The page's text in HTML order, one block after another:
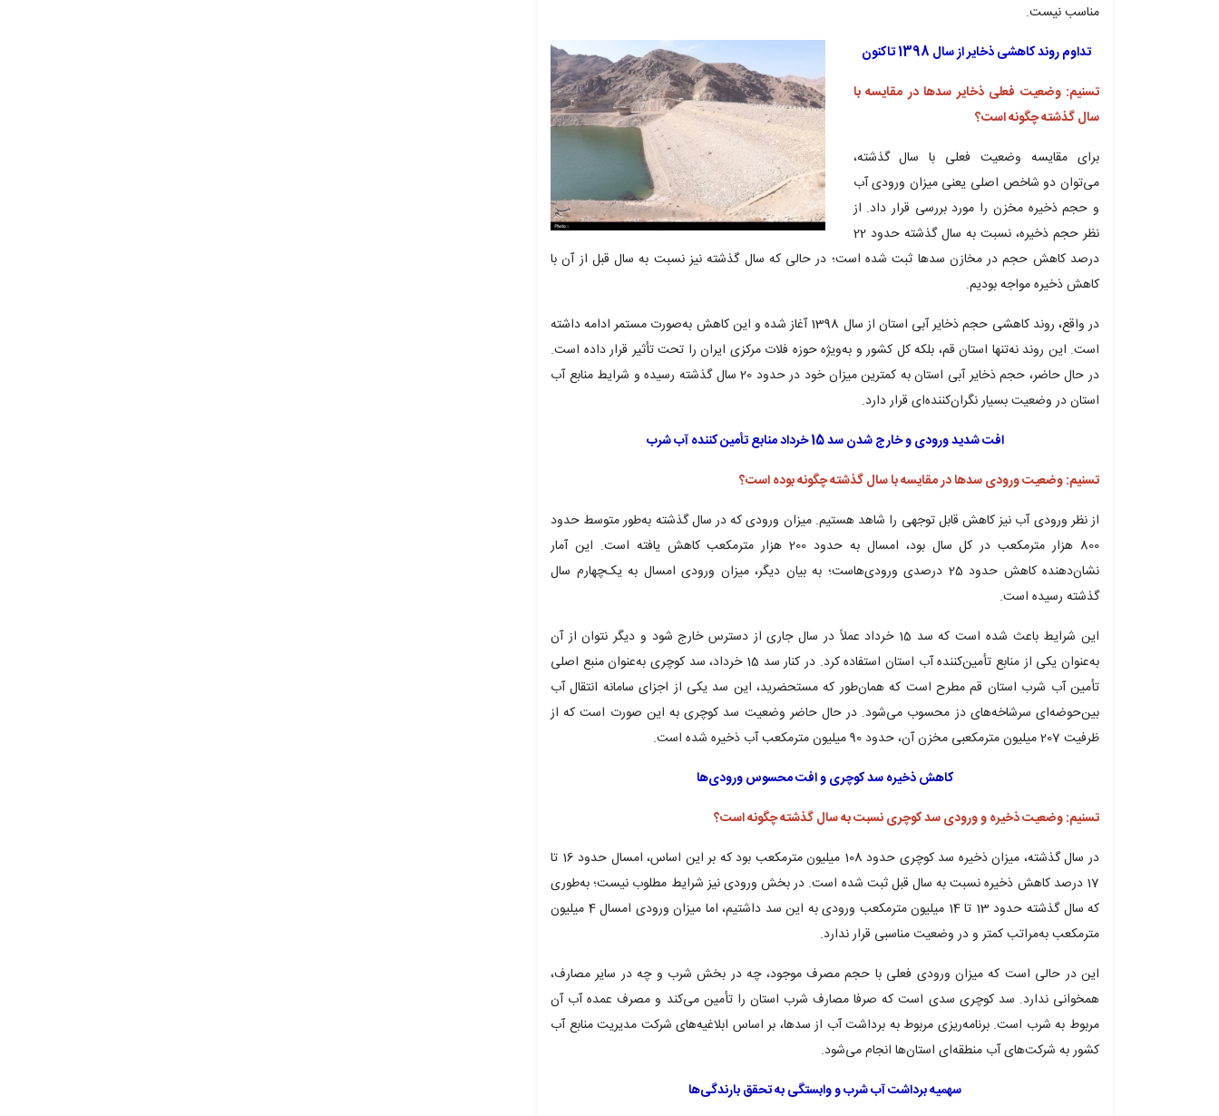
مناسب نیست.
تداوم روند کاهشی ذخایر از سال 1398 تاکنون
تسنیم: وضعیت فعلی ذخایر سدها در مقایسه با
سال گذشته چگونه است؟
برای مقایسه وضعیت فعلی با سال گذشته،
می‌توان دو شاخص اصلی یعنی میزان ورودی آب
و حجم ذخیره مخزن را مورد بررسی قرار داد. از
نظر حجم ذخیره، نسبت به سال گذشته حدود 22
درصد کاهش حجم در مخازن سدها ثبت شده است؛ در حالی که سال گذشته نیز نسبت به سال قبل از آن با
کاهش ذخیره مواجه بودیم.
در واقع، روند کاهشی حجم ذخایر آبی استان از سال 1398 آغاز شده و این کاهش به‌صورت مستمر ادامه داشته
است. این روند نه‌تنها استان قم، بلکه کل کشور و به‌ویژه حوزه فلات مرکزی ایران را تحت تأثیر قرار داده است.
در حال حاضر، حجم ذخایر آبی استان به کمترین میزان خود در حدود 20 سال گذشته رسیده و شرایط منابع آب
استان در وضعیت بسیار نگران‌کننده‌ای قرار دارد.
افت شدید ورودی و خارج شدن سد 15 خرداد منابع تأمین کننده آب شرب
تسنیم: وضعیت ورودی سدها در مقایسه با سال گذشته چگونه بوده است؟
از نظر ورودی آب نیز کاهش قابل توجهی را شاهد هستیم. میزان ورودی که در سال گذشته به‌طور متوسط حدود
800 هزار مترمکعب در کل سال بود، امسال به حدود 200 هزار مترمکعب کاهش یافته است. این آمار
نشان‌دهنده کاهش حدود 25 درصدی ورودی‌هاست؛ به بیان دیگر، میزان ورودی امسال به یک‌چهارم سال
گذشته رسیده است.
این شرایط باعث شده است که سد 15 خرداد عملاً در سال جاری از دسترس خارج شود و دیگر نتوان از آن
به‌عنوان یکی از منابع تأمین‌کننده آب استان استفاده کرد. در کنار سد 15 خرداد، سد کوچری به‌عنوان منبع اصلی
تأمین آب شرب استان قم مطرح است که همان‌طور که مستحضرید، این سد یکی از اجزای سامانه انتقال آب
بین‌حوضه‌ای سرشاخه‌های دز محسوب می‌شود. در حال حاضر وضعیت سد کوچری به این صورت است که از
ظرفیت 207 میلیون مترمکعبی مخزن آن، حدود 90 میلیون مترمکعب آب ذخیره شده است.
کاهش ذخیره سد کوچری و افت محسوس ورودی‌ها
تسنیم: وضعیت ذخیره و ورودی سد کوچری نسبت به سال گذشته چگونه است؟
در سال گذشته، میزان ذخیره سد کوچری حدود 108 میلیون مترمکعب بود که بر این اساس، امسال حدود 16 تا
17 درصد کاهش ذخیره نسبت به سال قبل ثبت شده است. در بخش ورودی نیز شرایط مطلوب نیست؛ به‌طوری
که سال گذشته حدود 13 تا 14 میلیون مترمکعب ورودی به این سد داشتیم، اما میزان ورودی امسال 4 میلیون
مترمکعب به‌مراتب کمتر و در وضعیت مناسبی قرار ندارد.
این در حالی است که میزان ورودی فعلی با حجم مصرف موجود، چه در بخش شرب و چه در سایر مصارف،
همخوانی ندارد. سد کوچری سدی است که صرفا مصارف شرب استان را تأمین می‌کند و مصرف عمده آب آن
مربوط به شرب است. برنامه‌ریزی مربوط به برداشت آب از سدها، بر اساس ابلاغیه‌های شرکت مدیریت منابع آب
کشور به شرکت‌های آب منطقه‌ای استان‌ها انجام می‌شود.
سهمیه برداشت آب شرب و وابستگی به تحقق بارندگی‌ها